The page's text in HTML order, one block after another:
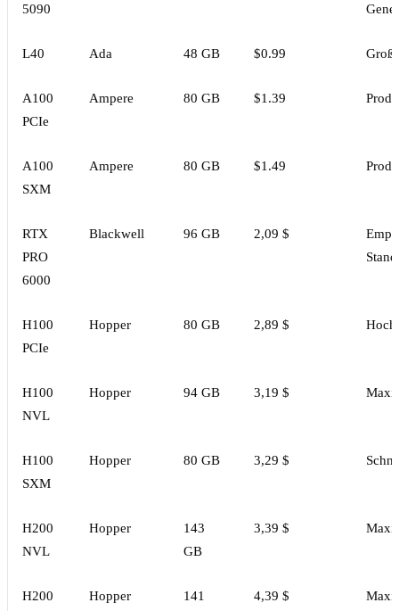
5090
L40 Ada 48 GB $0.99
A100
PCIe
Ampere 80 GB $1.39
A100
SXM
Ampere 80 GB $1.49
RTX
PRO
6000
Blackwell 96 GB 2,09 $
H100
PCIe
Hopper 80 GB 2,89 $
H100
NVL
Hopper 94 GB 3,19 $
H100
SXM
Hopper 80 GB 3,29 $
H200
NVL
Hopper
143
GB
3,39 $
H200
Hopper
141
4,39 $